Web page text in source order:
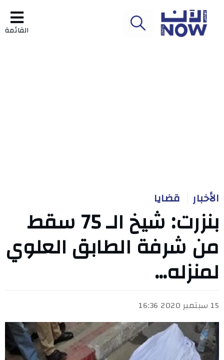
القائمة
الأخبار قضايا
بنزرت: شيخ الـ 75 سقط
من شرفة الطابق العلوي
لمنزله…
15 سبتمبر 2020 16:36